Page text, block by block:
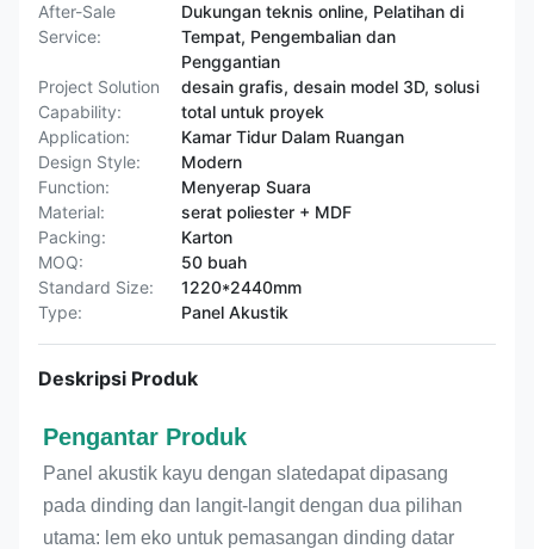
After-Sale
Service:
Dukungan teknis online, Pelatihan di
Tempat, Pengembalian dan
Penggantian
Project Solution
Capability:
desain grafis, desain model 3D, solusi
total untuk proyek
Application:
Kamar Tidur Dalam Ruangan
Design Style:
Modern
Function:
Menyerap Suara
Material:
serat poliester + MDF
Packing:
Karton
MOQ:
50 buah
Standard Size:
1220*2440mm
Type:
Panel Akustik
Deskripsi Produk
Pengantar Produk
Panel akustik kayu dengan slatedapat dipasang
pada dinding dan langit-langit dengan dua pilihan
utama: lem eko untuk pemasangan dinding datar